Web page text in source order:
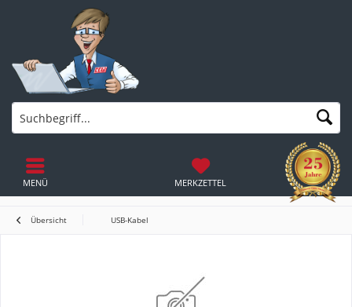
MERKZETTEL
MENÜ
Übersicht USB-Kabel